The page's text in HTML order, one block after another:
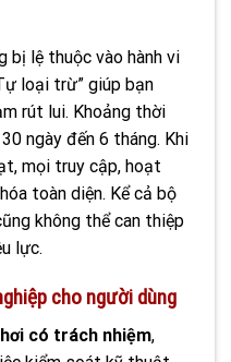
bị lệ thuộc vào hành vi
loại trừ” giúp bạn
rút lui. Khoảng thời
ngày đến 6 tháng. Khi
mọi truy cập, hoạt
toàn diện. Kể cả bộ
không thể can thiệp
lực.
cho người dùng
có trách nhiệm,